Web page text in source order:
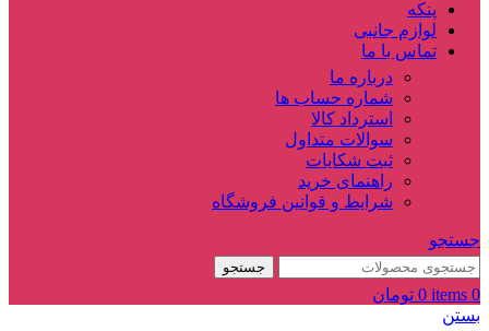
پنکه
لوازم جانبی
تماس با ما
درباره ما
شماره حساب ها
استرداد کالا
سوالات متداول
ثبت شکایات
راهنمای خرید
شرایط و قوانین فروشگاه
جستجو
جستجو
0
items
0 تومان
بستن